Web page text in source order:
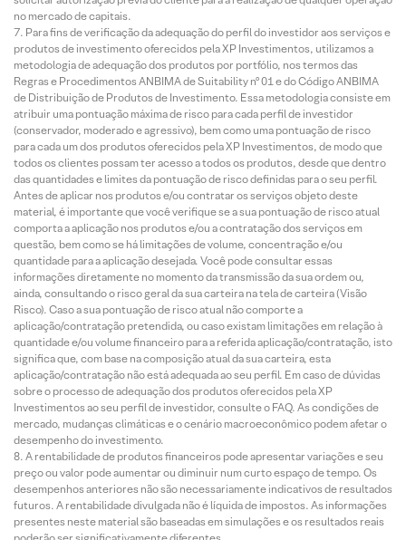
no mercado de capitais.
Para fins de verificação da adequação do perfil do investidor aos serviços e
produtos de investimento oferecidos pela XP Investimentos, utilizamos a
metodologia de adequação dos produtos por portfólio, nos termos das
Regras e Procedimentos ANBIMA de Suitability nº 01 e do Código ANBIMA
de Distribuição de Produtos de Investimento. Essa metodologia consiste em
atribuir uma pontuação máxima de risco para cada perfil de investidor
(conservador, moderado e agressivo), bem como uma pontuação de risco
para cada um dos produtos oferecidos pela XP Investimentos, de modo que
todos os clientes possam ter acesso a todos os produtos, desde que dentro
das quantidades e limites da pontuação de risco definidas para o seu perfil.
Antes de aplicar nos produtos e/ou contratar os serviços objeto deste
material, é importante que você verifique se a sua pontuação de risco atual
comporta a aplicação nos produtos e/ou a contratação dos serviços em
questão, bem como se há limitações de volume, concentração e/ou
quantidade para a aplicação desejada. Você pode consultar essas
informações diretamente no momento da transmissão da sua ordem ou,
ainda, consultando o risco geral da sua carteira na tela de carteira (Visão
Risco). Caso a sua pontuação de risco atual não comporte a
aplicação/contratação pretendida, ou caso existam limitações em relação à
quantidade e/ou volume financeiro para a referida aplicação/contratação, isto
significa que, com base na composição atual da sua carteira, esta
aplicação/contratação não está adequada ao seu perfil. Em caso de dúvidas
sobre o processo de adequação dos produtos oferecidos pela XP
Investimentos ao seu perfil de investidor, consulte o FAQ. As condições de
mercado, mudanças climáticas e o cenário macroeconômico podem afetar o
desempenho do investimento.
A rentabilidade de produtos financeiros pode apresentar variações e seu
preço ou valor pode aumentar ou diminuir num curto espaço de tempo. Os
desempenhos anteriores não são necessariamente indicativos de resultados
futuros. A rentabilidade divulgada não é líquida de impostos. As informações
presentes neste material são baseadas em simulações e os resultados reais